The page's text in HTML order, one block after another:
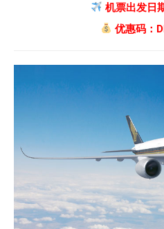
机票出发日
优惠码：